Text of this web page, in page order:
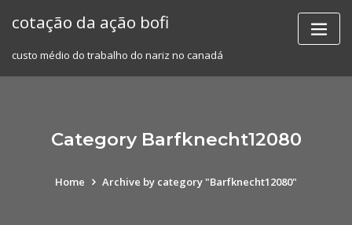
cotação da ação bofi
custo médio do trabalho do nariz no canadá
Category Barfknecht12080
Home Archive by category "Barfknecht12080"